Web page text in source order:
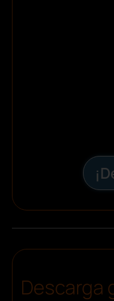
Descarga